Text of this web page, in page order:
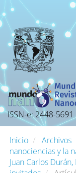
Navegación
principal
Contenido
principal
Barra
lateral
ISSN-e: 2448-5691
Inicio Archivos
nanociencias y la
Juan Carlos